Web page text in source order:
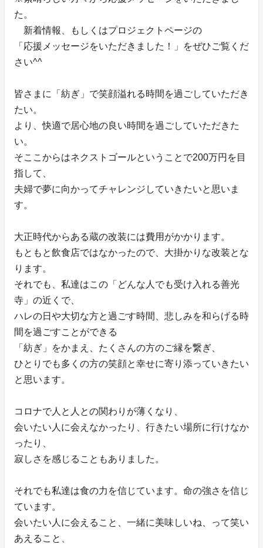
た。
新着情報、もしくはプロジェクトページの
「応援メッセージをいただきました！」をぜひご覧くだ
さい^^
皆さまに「紡ぎ」で笑顔溢れる時間を過ごしていただき
たい。
より、快適で居心地の良い時間を過ごしていただきた
い。
そここからはネクストゴールということで200万円を目
指して、
夫婦で夢に向かってチャレンジしていきたいと思いま
す。
大正時代からある蔵の改装には費用がかかります。
もともと飲食店ではなかったので、大掛かりな改装とな
ります。
それでも、私達はこの「どんな人でも受け入れる善光
寺」の近くで、
ハレの日や大切な方と過ごす時間、悲しみを和らげる時
間を過ごすことができる
「紡ぎ」をかまえ、たくさんの方のご縁を繋ぎ、
ひとりでも多くの方の笑顔と幸せに寄り添っていきたい
と思います。
コロナで人と人との関わりが薄くなり、
会いたい人に会えなかったり、行きたい場所に行けなか
ったり、
寂しさを感じることもありました。
それでも私達は食の力を信じています。命の強さを信じ
ています。
会いたい人に会えること、一緒に美味しいね、って笑い
あえること、